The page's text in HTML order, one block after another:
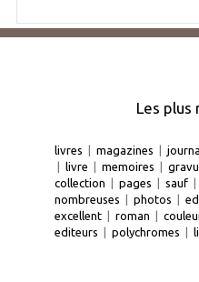
Les plus
livres magazines
livre memoires
collection
pages sauf
nombreuses
photos
excellent
roman
editeurs
polychromes